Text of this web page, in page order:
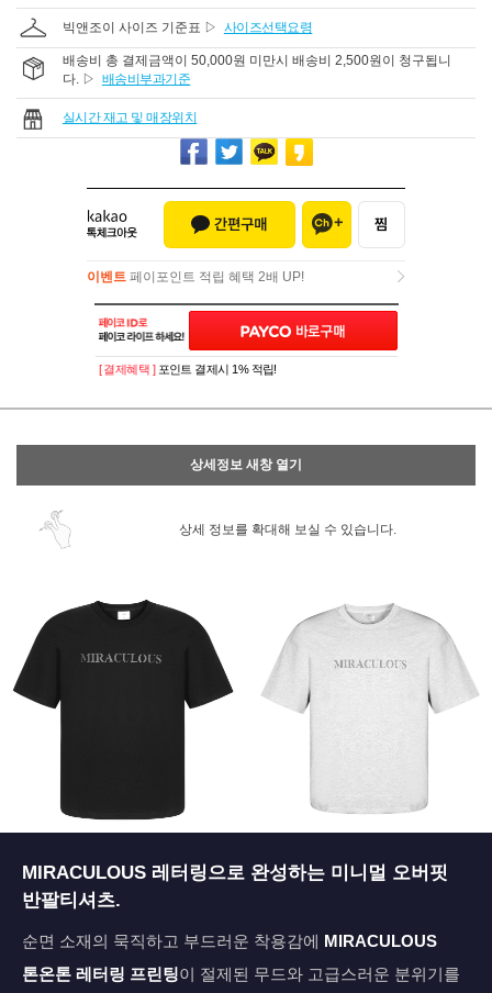
빅앤조이 사이즈 기준표 ▷ 사이즈선택요령
배송비 총 결제금액이 50,000원 미만시 배송비 2,500원이 청구됩니
다. ▷ 배송비부과기준
실시간 재고 및 매장위치
이벤트 페이포인트 적립 혜택 2배 UP!
이벤트페이포인트 적립 혜택 2배 UP!
PAYCO 바로구매
[ 결제혜택 ] 포인트 결제시 1% 적립!
상세정보 새창 열기
상세 정보를 확대해 보실 수 있습니다.
MIRACULOUS 레터링으로 완성하는 미니멀 오버핏
반팔티셔츠.
순면 소재의 묵직하고 부드러운 착용감에 MIRACULOUS
톤온톤 레터링 프린팅이 절제된 무드와 고급스러운 분위기를